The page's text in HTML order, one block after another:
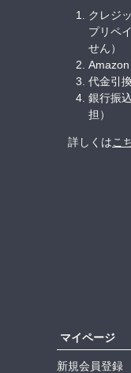
クレジ
プリペ
せん）
代金引
銀行振
担）
詳しくはこ
マイページ
新規会員登録